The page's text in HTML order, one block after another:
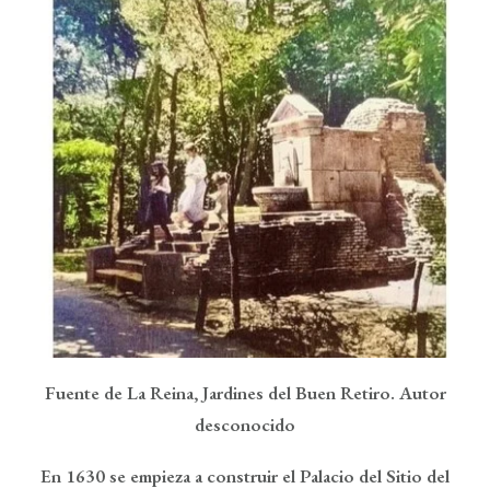
Fuente de La Reina, Jardines del Buen Retiro. Autor
desconocido
En 1630 se empieza a construir el Palacio del Sitio del